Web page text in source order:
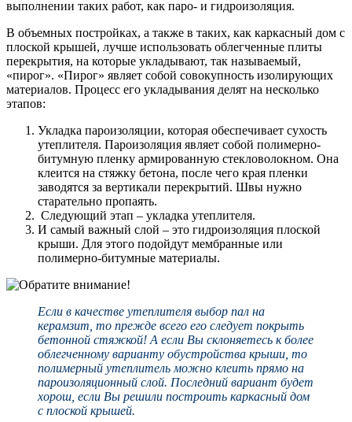
выполнении таких работ, как паро- и гидроизоляция.
В объемных постройках, а также в таких, как каркасный дом с
плоской крышей, лучше использовать облегченные плиты
перекрытия, на которые укладывают, так называемый,
«пирог». «Пирог» являет собой совокупность изолирующих
материалов. Процесс его укладывания делят на несколько
этапов:
Укладка пароизоляции, которая обеспечивает сухость
утеплителя. Пароизоляция являет собой полимерно-
битумную пленку армированную стекловолокном. Она
клеится на стяжку бетона, после чего края пленки
заводятся за вертикали перекрытий. Швы нужно
старательно пропаять.
Следующий этап – укладка утеплителя.
И самый важный слой – это гидроизоляция плоской
крыши. Для этого подойдут мембранные или
полимерно-битумные материалы.
Если в качестве утеплителя выбор пал на
керамзит, то прежде всего его следует покрыть
бетонной стяжкой! А если Вы склоняетесь к более
облегченному варианту обустройства крыши, то
полимерный утеплитель можно клеить прямо на
пароизоляционный слой. Последний вариант будет
хорош, если Вы решили построить каркасный дом
с плоской крышей.